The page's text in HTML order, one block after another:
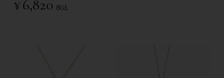
¥6,820 税込